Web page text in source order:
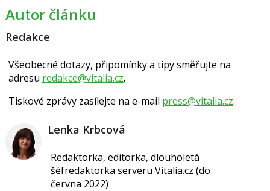
Autor článku
Redakce
Všeobecné dotazy, připomínky a tipy směřujte na
adresu redakce@vitalia.cz.
Tiskové zprávy zasílejte na e-mail press@vitalia.cz.
Lenka Krbcová
Redaktorka, editorka, dlouholetá
šéfredaktorka serveru Vitalia.cz (do
června 2022)